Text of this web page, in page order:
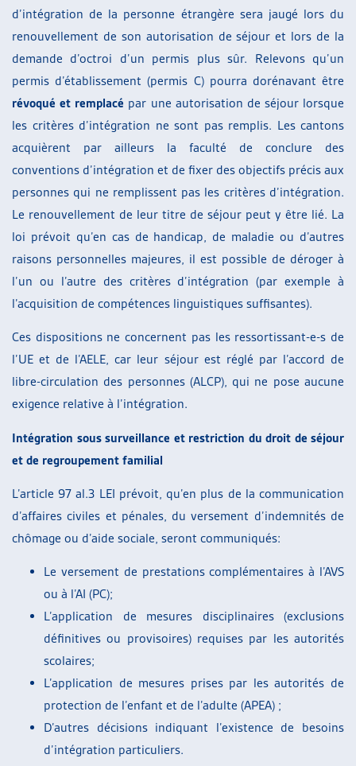
d’intégration de la personne étrangère sera jaugé lors du
renouvellement de son autorisation de séjour et lors de la
demande d’octroi d’un permis plus sûr. Relevons qu’un
permis d’établissement (permis C) pourra dorénavant être
révoqué et remplacé par une autorisation de séjour lorsque
les critères d’intégration ne sont pas remplis. Les cantons
acquièrent par ailleurs la faculté de conclure des
conventions d’intégration et de fixer des objectifs précis aux
personnes qui ne remplissent pas les critères d’intégration.
Le renouvellement de leur titre de séjour peut y être lié. La
loi prévoit qu’en cas de handicap, de maladie ou d’autres
raisons personnelles majeures, il est possible de déroger à
l’un ou l’autre des critères d’intégration (par exemple à
l’acquisition de compétences linguistiques suffisantes).
Ces dispositions ne concernent pas les ressortissant-e-s de
l’UE et de l’AELE, car leur séjour est réglé par l’accord de
libre-circulation des personnes (ALCP), qui ne pose aucune
exigence relative à l’intégration.
Intégration sous surveillance et restriction du droit de séjour
et de regroupement familial
L’article 97 al.3 LEI prévoit, qu’en plus de la communication
d’affaires civiles et pénales, du versement d’indemnités de
chômage ou d’aide sociale, seront communiqués:
Le versement de prestations complémentaires à l’AVS
ou à l’AI (PC);
L’application de mesures disciplinaires (exclusions
définitives ou provisoires) requises par les autorités
scolaires;
L’application de mesures prises par les autorités de
protection de l’enfant et de l’adulte (APEA) ;
D’autres décisions indiquant l’existence de besoins
d’intégration particuliers.